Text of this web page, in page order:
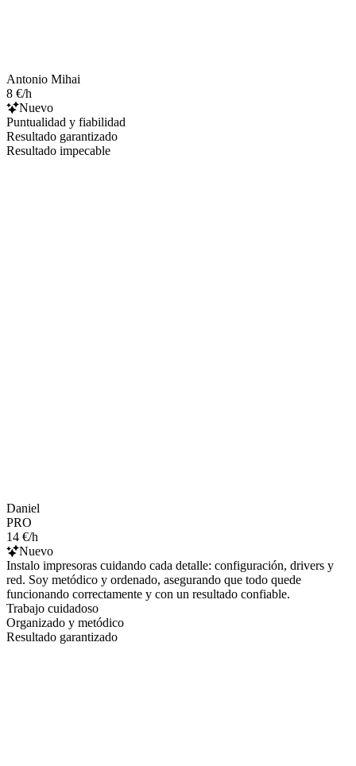
Antonio Mihai
8 €/h
Nuevo
Puntualidad y fiabilidad
Resultado garantizado
Resultado impecable
Daniel
PRO
14 €/h
Nuevo
Instalo impresoras cuidando cada detalle: configuración, drivers y
red. Soy metódico y ordenado, asegurando que todo quede
funcionando correctamente y con un resultado confiable.
Trabajo cuidadoso
Organizado y metódico
Resultado garantizado